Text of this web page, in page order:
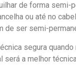
de forma
ou até no
de ser semi-
segura
será a melhor